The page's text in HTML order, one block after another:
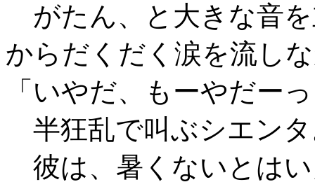
がたん、と大きな音
からだくだく涙を流し
「いやだ、もーやだー
半狂乱で叫ぶシエン
彼は、暑くないとは